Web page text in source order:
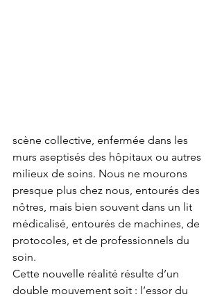
scène collective, enfermée dans les
murs aseptisés des hôpitaux ou autres
milieux de soins. Nous ne mourons
presque plus chez nous, entourés des
nôtres, mais bien souvent dans un lit
médicalisé, entourés de machines, de
protocoles, et de professionnels du
soin.
Cette nouvelle réalité résulte d’un
double mouvement soit : l’essor du